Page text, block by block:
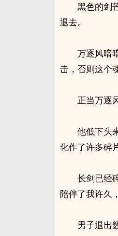
黑色的剑
退去。
万逐风暗
击，否则这个
正当万逐
他低下头
化作了许多碎片
长剑已经
陪伴了我许久
男子退出